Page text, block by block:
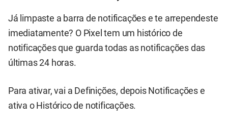
Já limpaste a barra de notificações e te arrependeste
imediatamente? O Pixel tem um histórico de
notificações que guarda todas as notificações das
últimas 24 horas.
Para ativar, vai a Definições, depois Notificações e
ativa o Histórico de notificações.